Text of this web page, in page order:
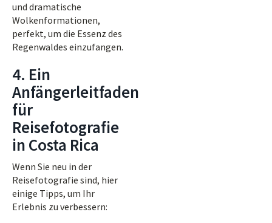
und dramatische
Wolkenformationen,
perfekt, um die Essenz des
Regenwaldes einzufangen.
4. Ein
Anfängerleitfaden
für
Reisefotografie
in Costa Rica
Wenn Sie neu in der
Reisefotografie sind, hier
einige Tipps, um Ihr
Erlebnis zu verbessern: